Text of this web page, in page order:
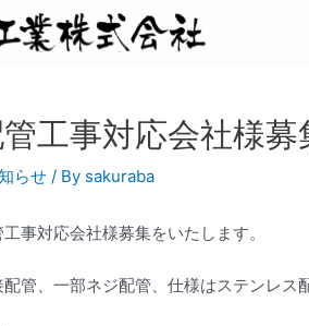
工事対応会社様
らせ / By sakuraba
事対応会社様募集をいたします。
管、一部ネジ配管、仕様はステンレス